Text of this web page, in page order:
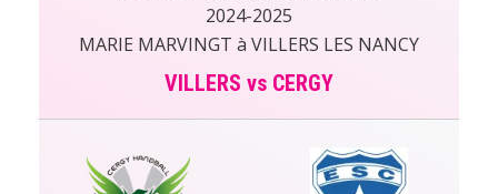
2024-2025
MARIE MARVINGT à VILLERS LES NANCY
VILLERS vs CERGY